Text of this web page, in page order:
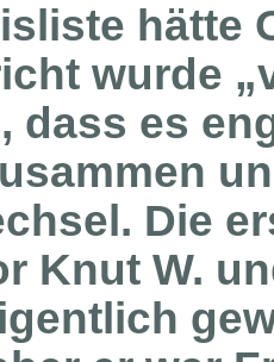
hätte
wurde
dass es
Die
Knut W.